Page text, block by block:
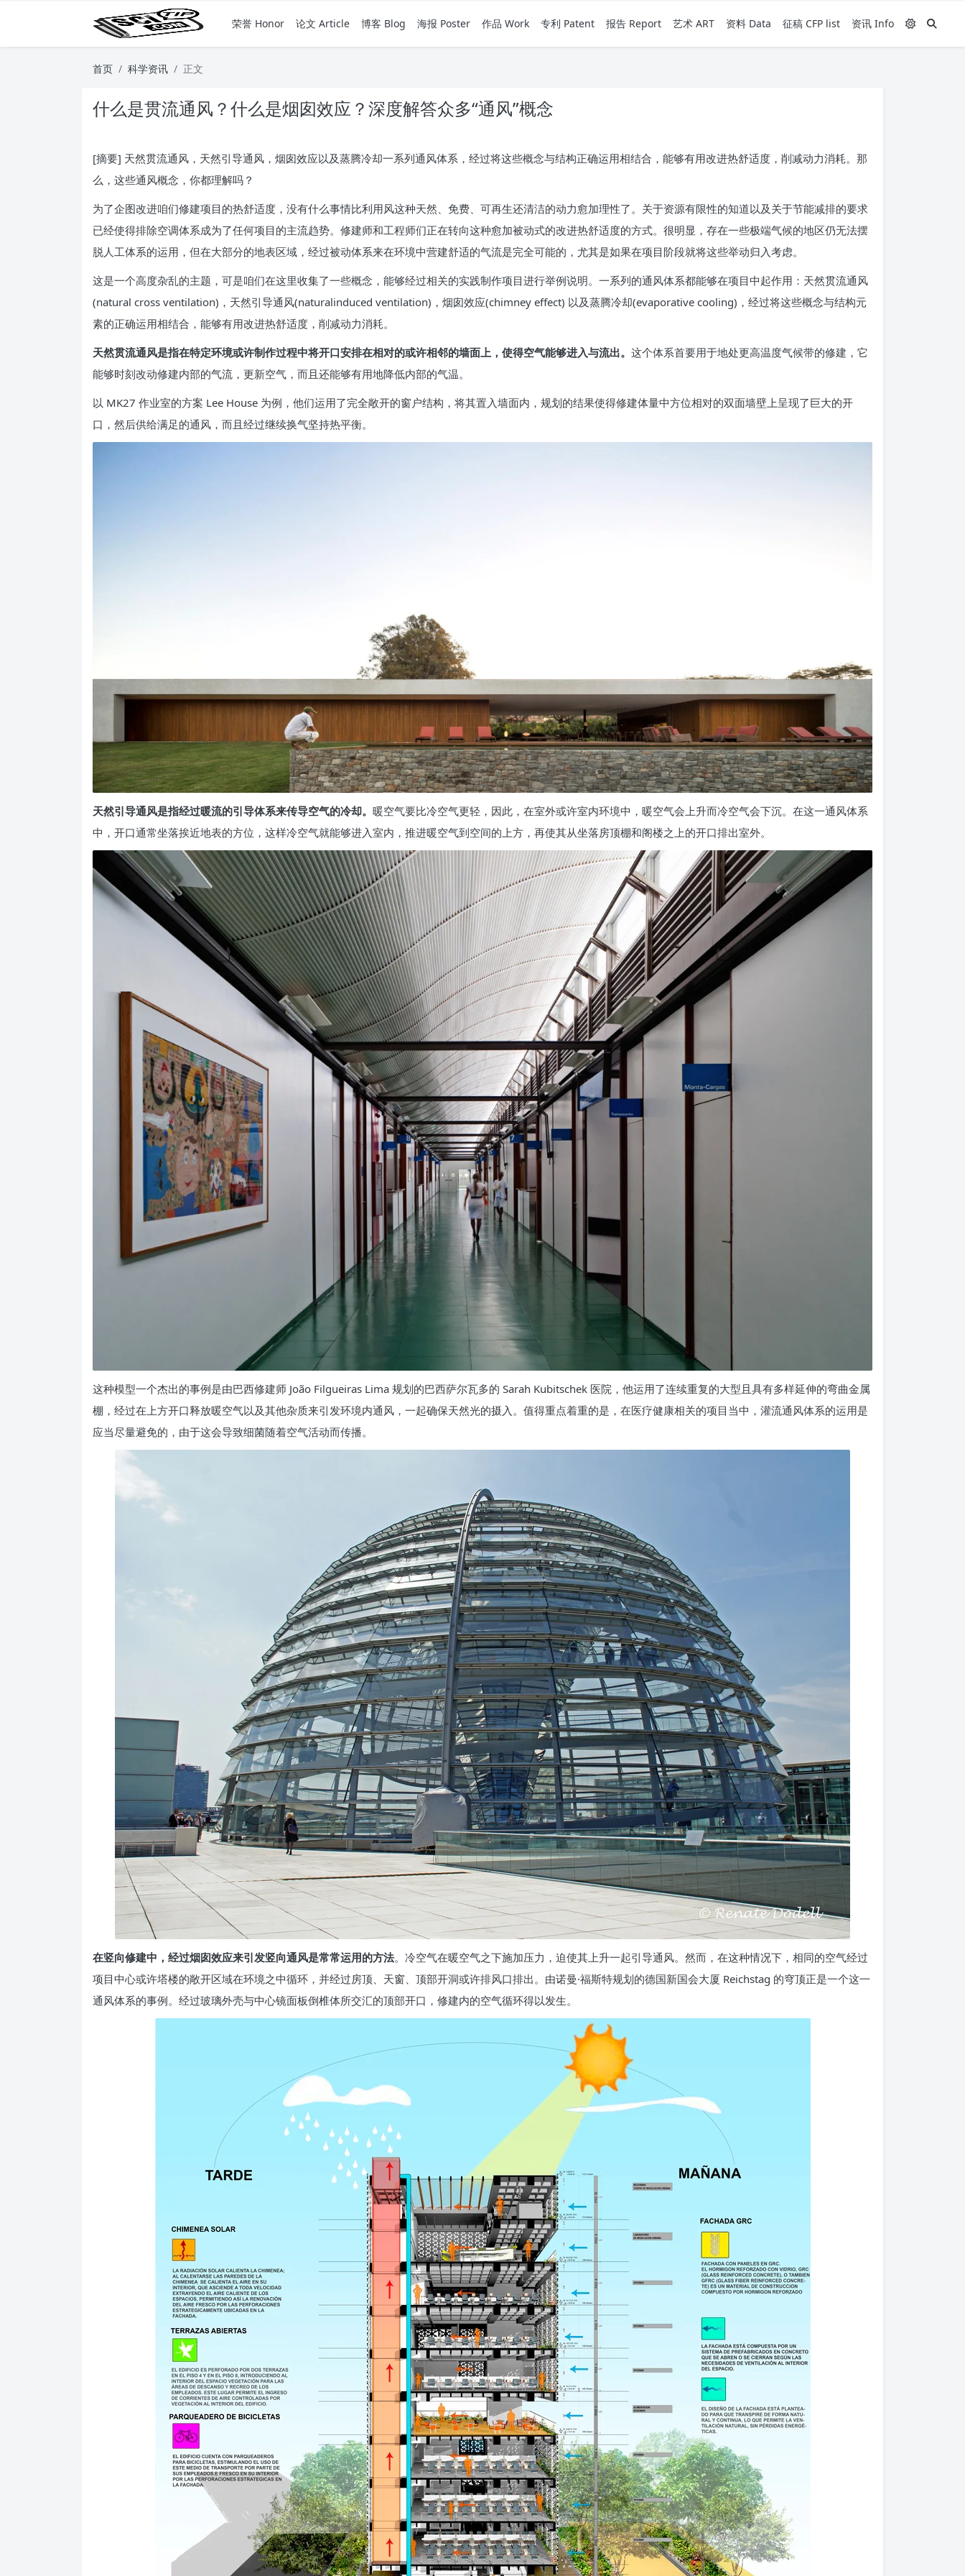
荣誉 Honor 论文 Article 博客 Blog 海报 Poster 作品 Work 专利 Patent 报告 Report 艺术 ART 资料 Data 征稿 CFP list 资讯 Info
首页 科学资讯 正文
什么是贯流通风？什么是烟囱效应？深度解答众多“通风”概念
[摘要] 天然贯流通风，天然引导通风，烟囱效应以及蒸腾冷却一系列通风体系，经过将这些概念与结构正确运用相结合，能够有用改进热舒适度，削减动力消耗。那
么，这些通风概念，你都理解吗？
为了企图改进咱们修建项目的热舒适度，没有什么事情比利用风这种天然、免费、可再生还清洁的动力愈加理性了。关于资源有限性的知道以及关于节能减排的要求
已经使得排除空调体系成为了任何项目的主流趋势。修建师和工程师们正在转向这种愈加被动式的改进热舒适度的方式。很明显，存在一些极端气候的地区仍无法摆
脱人工体系的运用，但在大部分的地表区域，经过被动体系来在环境中营建舒适的气流是完全可能的，尤其是如果在项目阶段就将这些举动归入考虑。
这是一个高度杂乱的主题，可是咱们在这里收集了一些概念，能够经过相关的实践制作项目进行举例说明。一系列的通风体系都能够在项目中起作用：天然贯流通风
(natural cross ventilation)，天然引导通风(naturalinduced ventilation)，烟囱效应(chimney effect) 以及蒸腾冷却(evaporative cooling)，经过将这些概念与结构元
素的正确运用相结合，能够有用改进热舒适度，削减动力消耗。
天然贯流通风是指在特定环境或许制作过程中将开口安排在相对的或许相邻的墙面上，使得空气能够进入与流出。 这个体系首要用于地处更高温度气候带的修建，它
能够时刻改动修建内部的气流，更新空气，而且还能够有用地降低内部的气温。
以 MK27 作业室的方案 Lee House 为例，他们运用了完全敞开的窗户结构，将其置入墙面内，规划的结果使得修建体量中方位相对的双面墙壁上呈现了巨大的开
口，然后供给满足的通风，而且经过继续换气坚持热平衡。
天然引导通风是指经过暖流的引导体系来传导空气的冷却。 暖空气要比冷空气更轻，因此，在室外或许室内环境中，暖空气会上升而冷空气会下沉。在这一通风体系
中，开口通常坐落挨近地表的方位，这样冷空气就能够进入室内，推进暖空气到空间的上方，再使其从坐落房顶棚和阁楼之上的开口排出室外。
这种模型一个杰出的事例是由巴西修建师 João Filgueiras Lima 规划的巴西萨尔瓦多的 Sarah Kubitschek 医院，他运用了连续重复的大型且具有多样延伸的弯曲金属
棚，经过在上方开口释放暖空气以及其他杂质来引发环境内通风，一起确保天然光的摄入。值得重点着重的是，在医疗健康相关的项目当中，灌流通风体系的运用是
应当尽量避免的，由于这会导致细菌随着空气活动而传播。
在竖向修建中，经过烟囱效应来引发竖向通风是常常运用的方法。冷空气在暖空气之下施加压力，迫使其上升一起引导通风。然而，在这种情况下，相同的空气经过
项目中心或许塔楼的敞开区域在环境之中循环，并经过房顶、天窗、顶部开洞或许排风口排出。由诺曼·福斯特规划的德国新国会大厦 Reichstag 的穹顶正是一个这一
通风体系的事例。经过玻璃外壳与中心镜面板倒椎体所交汇的顶部开口，修建内的空气循环得以发生。